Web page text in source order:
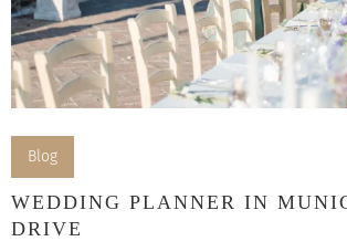
Blog
WEDDING PLANNER IN
DRIVE